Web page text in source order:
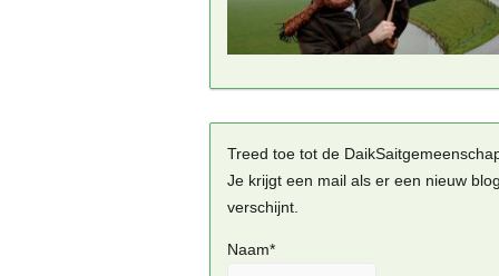
Treed toe tot de
Je krijgt een mail als er een nieuw
verschijnt.
Naam*